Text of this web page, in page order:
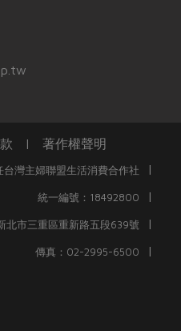
| 著作權聲明
灣主婦聯盟生活消費合作社 |
統一編號：18492800 |
北市三重區重新路五段639號 |
傳真：02-2995-6500 |